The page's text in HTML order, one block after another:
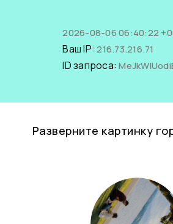
2026-08-06 06:40:22
Ваш IP:216.73.216.71
ID запроса:
Разверните картинку